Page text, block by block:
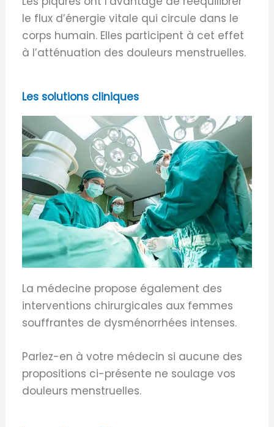
le flux d’énergie vitale qui circule dans le
corps humain. Elles participent à cet effet
à l’atténuation des douleurs menstruelles.
Les solutions cliniques
La médecine propose également des
interventions chirurgicales aux femmes
souffrantes de dysménorrhées intenses.
Parlez-en à votre médecin si aucune des
propositions ci-présente ne soulage vos
douleurs menstruelles.